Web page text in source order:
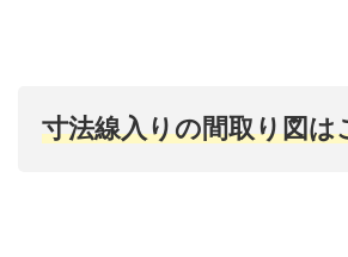
寸法線入りの間取り図は